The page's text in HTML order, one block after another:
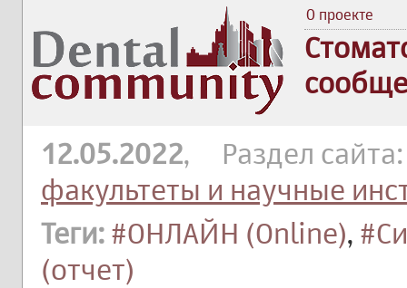
О проекте
12.05.2022, Раздел
факультеты и научные
Теги: #ОНЛАЙН (Online),
(отчет)